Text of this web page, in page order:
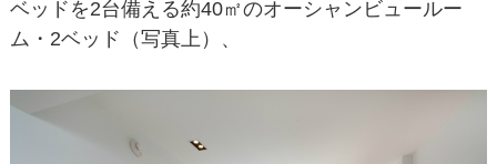
ベッドを2台備える約40㎡のオーシャンビュールー
ム・2ベッド（写真上）、